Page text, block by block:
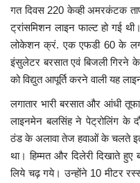
लाइफस्टाइल
खेल
ब्रेकिंग न्यूज़
व्यापार
टेक न्यूज़
गत दिवस 220 केव्ही अमरकंटक ताप
ट्रांसमिशन लाइन फाल्ट हो गई
लोकेशन क्रं. एक एफडी 60 के
इंसुलेटर बरसात एवं बिजली गिरने
को विद्युत आपूर्ति करने वाली यह
लगातार भारी बरसात और आंधी
लाइनमेन बलसिंह ने पेट्रोलिंग के
ठंड के अलावा तेज हवाओं के चलते
था। हिम्मत और दिलेरी दिखाते
लिये चढ़ गये। उन्होंने 10 मीटर